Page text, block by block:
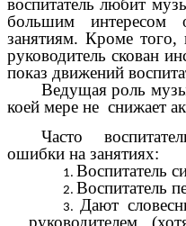
большим интересом
занятиям. Кроме того,
руководитель скован
показ движений
Ведущая роль
коей мере не снижает
Часто
ошибки на занятиях:
Воспитатель
Воспитатель
Дают